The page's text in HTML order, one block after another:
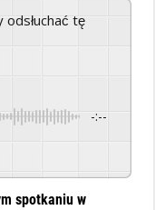
-:--
spotkaniu w